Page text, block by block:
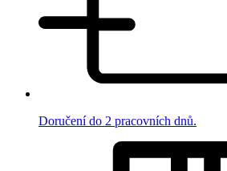
Doručení do 2 pracovních dnů.